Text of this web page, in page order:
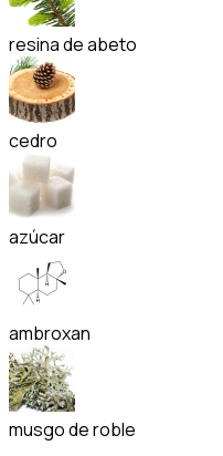
resina de abeto
cedro
azúcar
ambroxan
musgo de roble